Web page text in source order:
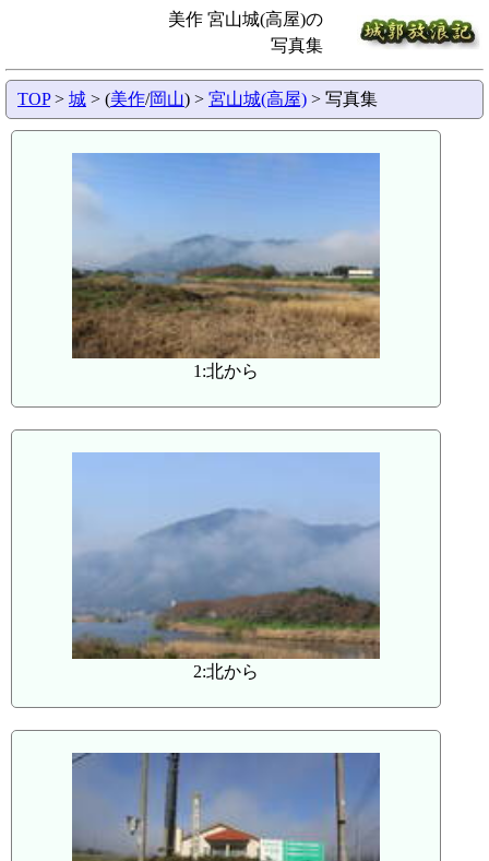
美作 宮山城(高屋)の
写真集
TOP> 城 > (美作/岡山) > 宮山城(高屋) > 写真集
1:北から
2:北から